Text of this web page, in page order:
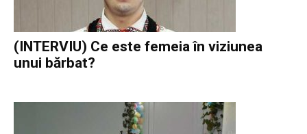
(INTERVIU) Ce este femeia în viziunea
unui bărbat?